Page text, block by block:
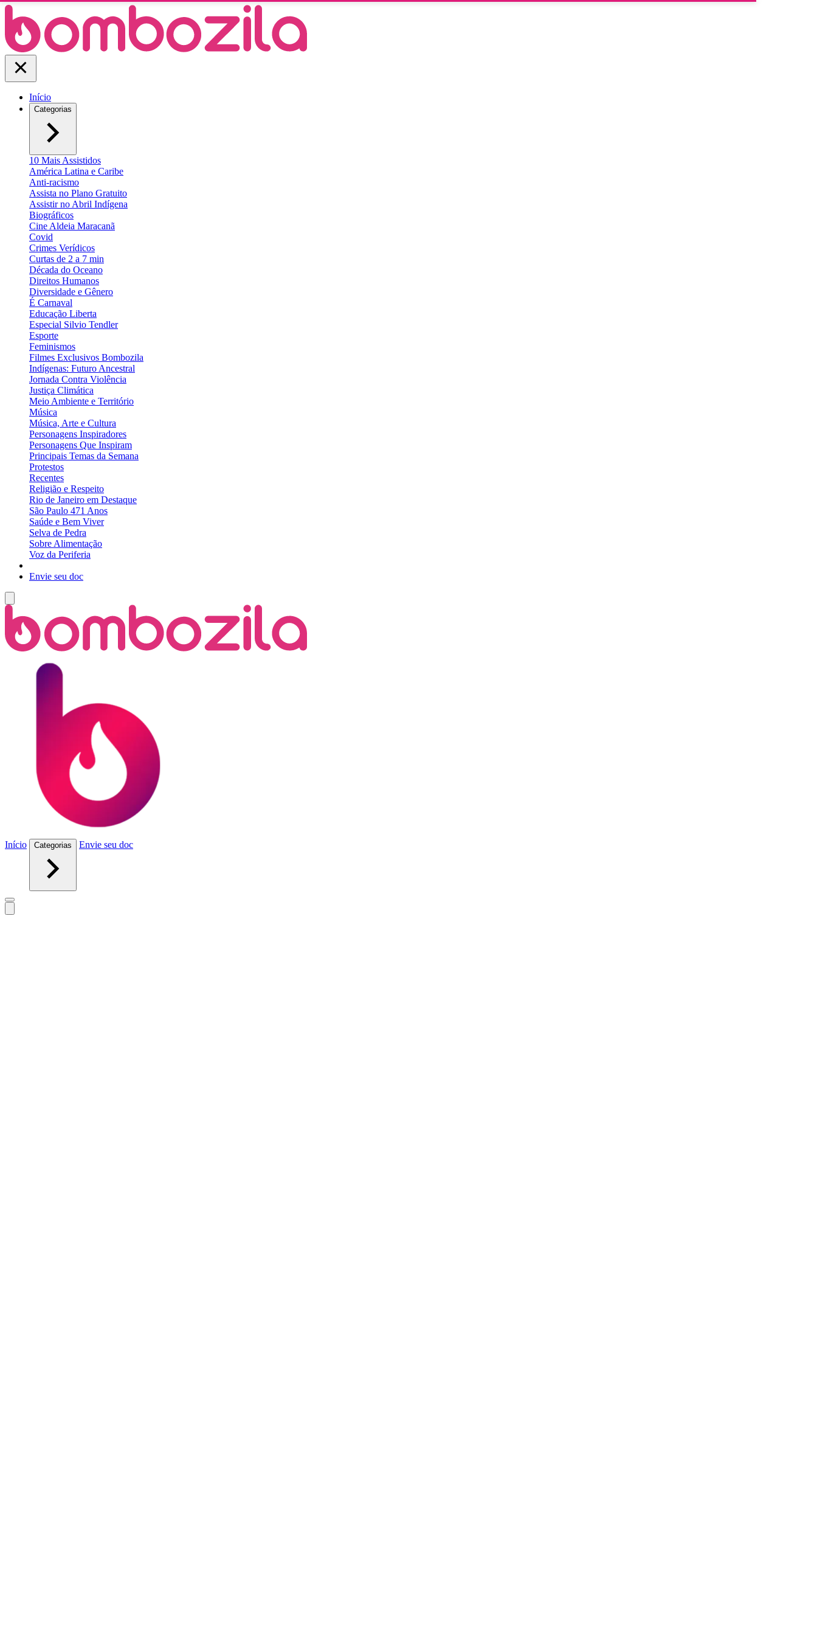
Início
Categorias
10 Mais Assistidos
América Latina e Caribe
Anti-racismo
Assista no Plano Gratuito
Assistir no Abril Indígena
Biográficos
Cine Aldeia Maracanã
Covid
Crimes Verídicos
Curtas de 2 a 7 min
Década do Oceano
Direitos Humanos
Diversidade e Gênero
É Carnaval
Educação Liberta
Especial Silvio Tendler
Esporte
Feminismos
Filmes Exclusivos Bombozila
Indígenas: Futuro Ancestral
Jornada Contra Violência
Justiça Climática
Meio Ambiente e Território
Música
Música, Arte e Cultura
Personagens Inspiradores
Personagens Que Inspiram
Principais Temas da Semana
Protestos
Recentes
Religião e Respeito
Rio de Janeiro em Destaque
São Paulo 471 Anos
Saúde e Bem Viver
Selva de Pedra
Sobre Alimentação
Voz da Periferia
Envie seu doc
Início Categorias Envie seu doc